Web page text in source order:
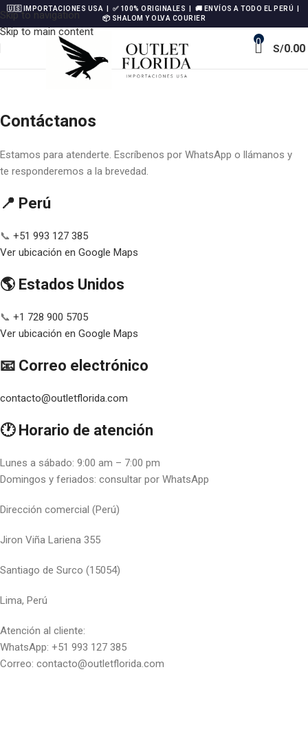
🇺🇸 IMPORTACIONES USA | ✅ 100% ORIGINALES | 🚚 ENVÍOS A TODO EL PERÚ |
📦 SHALOM Y OLVA COURIER
Skip to navigation
Skip to main content
0
S/0.00
Contáctanos
Estamos para atenderte. Escríbenos por WhatsApp o llámanos y
te responderemos a la brevedad.
📍 Perú
📞 +51 993 127 385
Ver ubicación en Google Maps
🌎 Estados Unidos
📞 +1 728 900 5705
Ver ubicación en Google Maps
📧 Correo electrónico
contacto@outletflorida.com
🕐 Horario de atención
Lunes a sábado: 9:00 am – 7:00 pm
Domingos y feriados: consultar por WhatsApp
Dirección comercial (Perú)
Jiron Viña Lariena 355
Santiago de Surco (15054)
Lima, Perú
Atención al cliente:
WhatsApp: +51 993 127 385
Correo: contacto@outletflorida.com